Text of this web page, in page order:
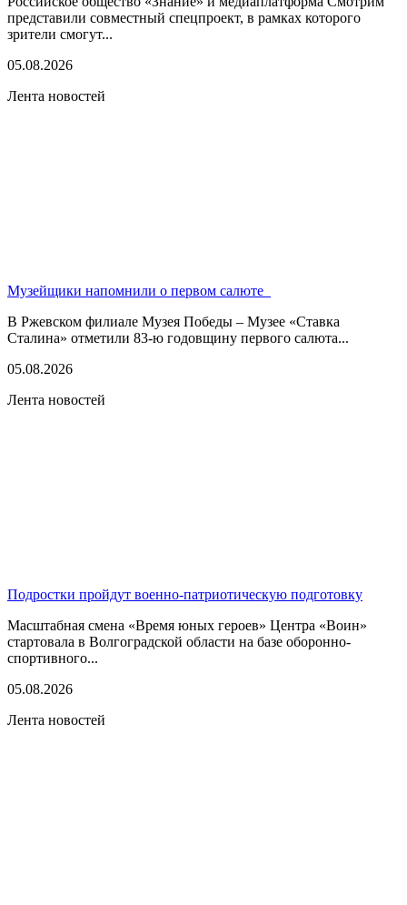
представили совместный спецпроект, в рамках которого
зрители смогут...
05.08.2026
Лента новостей
Музейщики напомнили о первом салюте
В Ржевском филиале Музея Победы – Музее «Ставка
Сталина» отметили 83-ю годовщину первого салюта...
05.08.2026
Лента новостей
Подростки пройдут военно-патриотическую подготовку
Масштабная смена «Время юных героев» Центра «Воин»
стартовала в Волгоградской области на базе оборонно-
спортивного...
05.08.2026
Лента новостей